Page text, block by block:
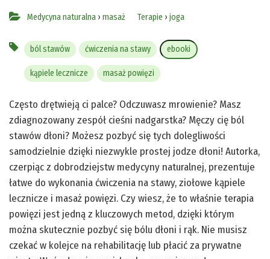
Medycyna naturalna › masaż Terapie › joga
ból stawów ćwiczenia na stawy ebooki
kąpiele lecznicze masaż powięzi
Często drętwieją ci palce? Odczuwasz mrowienie? Masz
zdiagnozowany zespół cieśni nadgarstka? Męczy cię ból
stawów dłoni? Możesz pozbyć się tych dolegliwości
samodzielnie dzięki niezwykle prostej jodze dłoni! Autorka,
czerpiąc z dobrodziejstw medycyny naturalnej, prezentuje
łatwe do wykonania ćwiczenia na stawy, ziołowe kąpiele
lecznicze i masaż powięzi. Czy wiesz, że to właśnie terapia
powięzi jest jedną z kluczowych metod, dzięki którym
można skutecznie pozbyć się bólu dłoni i rąk. Nie musisz
czekać w kolejce na rehabilitację lub płacić za prywatne